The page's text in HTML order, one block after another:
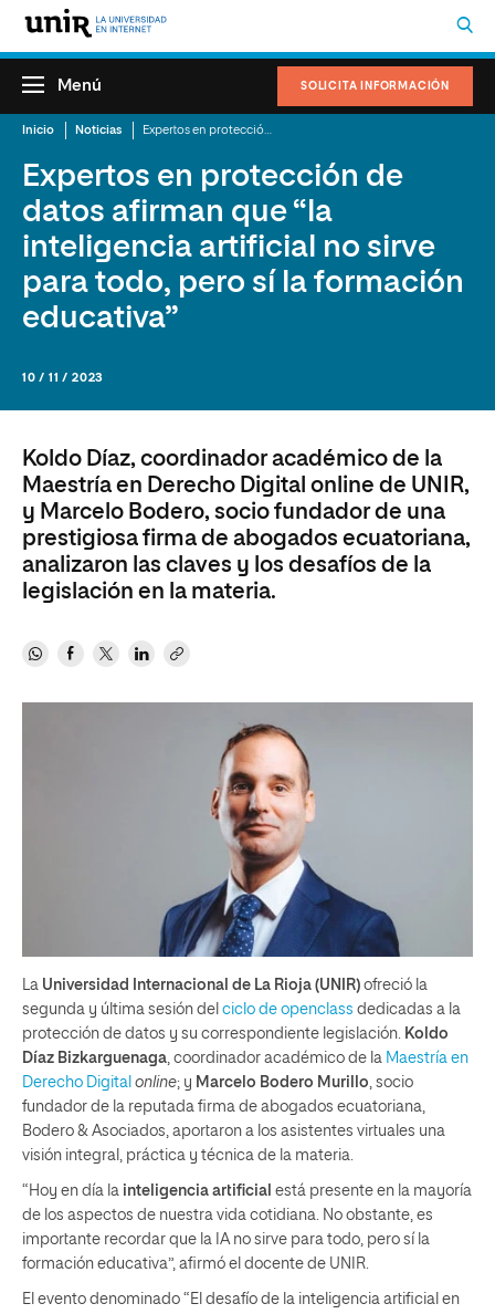
SOLICITA INFORMACIÓN
Menú
Inicio Noticias
Expertos en protección de
datos afirman que “la
inteligencia artificial no sirve
para todo, pero sí la formación
educativa”
10 / 11 / 2023
Koldo Díaz, coordinador académico de la
Maestría en Derecho Digital online de UNIR,
y Marcelo Bodero, socio fundador de una
prestigiosa firma de abogados ecuatoriana,
analizaron las claves y los desafíos de la
legislación en la materia.
La Universidad Internacional de La Rioja (UNIR) ofreció la
segunda y última sesión del ciclo de openclass dedicadas a la
protección de datos y su correspondiente legislación. Koldo
Díaz Bizkarguenaga , coordinador académico de la Maestría en
Derecho Digital online; y Marcelo Bodero Murillo , socio
fundador de la reputada firma de abogados ecuatoriana,
Bodero & Asociados, aportaron a los asistentes virtuales una
visión integral, práctica y técnica de la materia.
“Hoy en día la inteligencia artificial está presente en la mayoría
de los aspectos de nuestra vida cotidiana. No obstante, es
importante recordar que la IA no sirve para todo, pero sí la
formación educativa”, afirmó el docente de UNIR.
El evento denominado “El desafío de la inteligencia artificial en